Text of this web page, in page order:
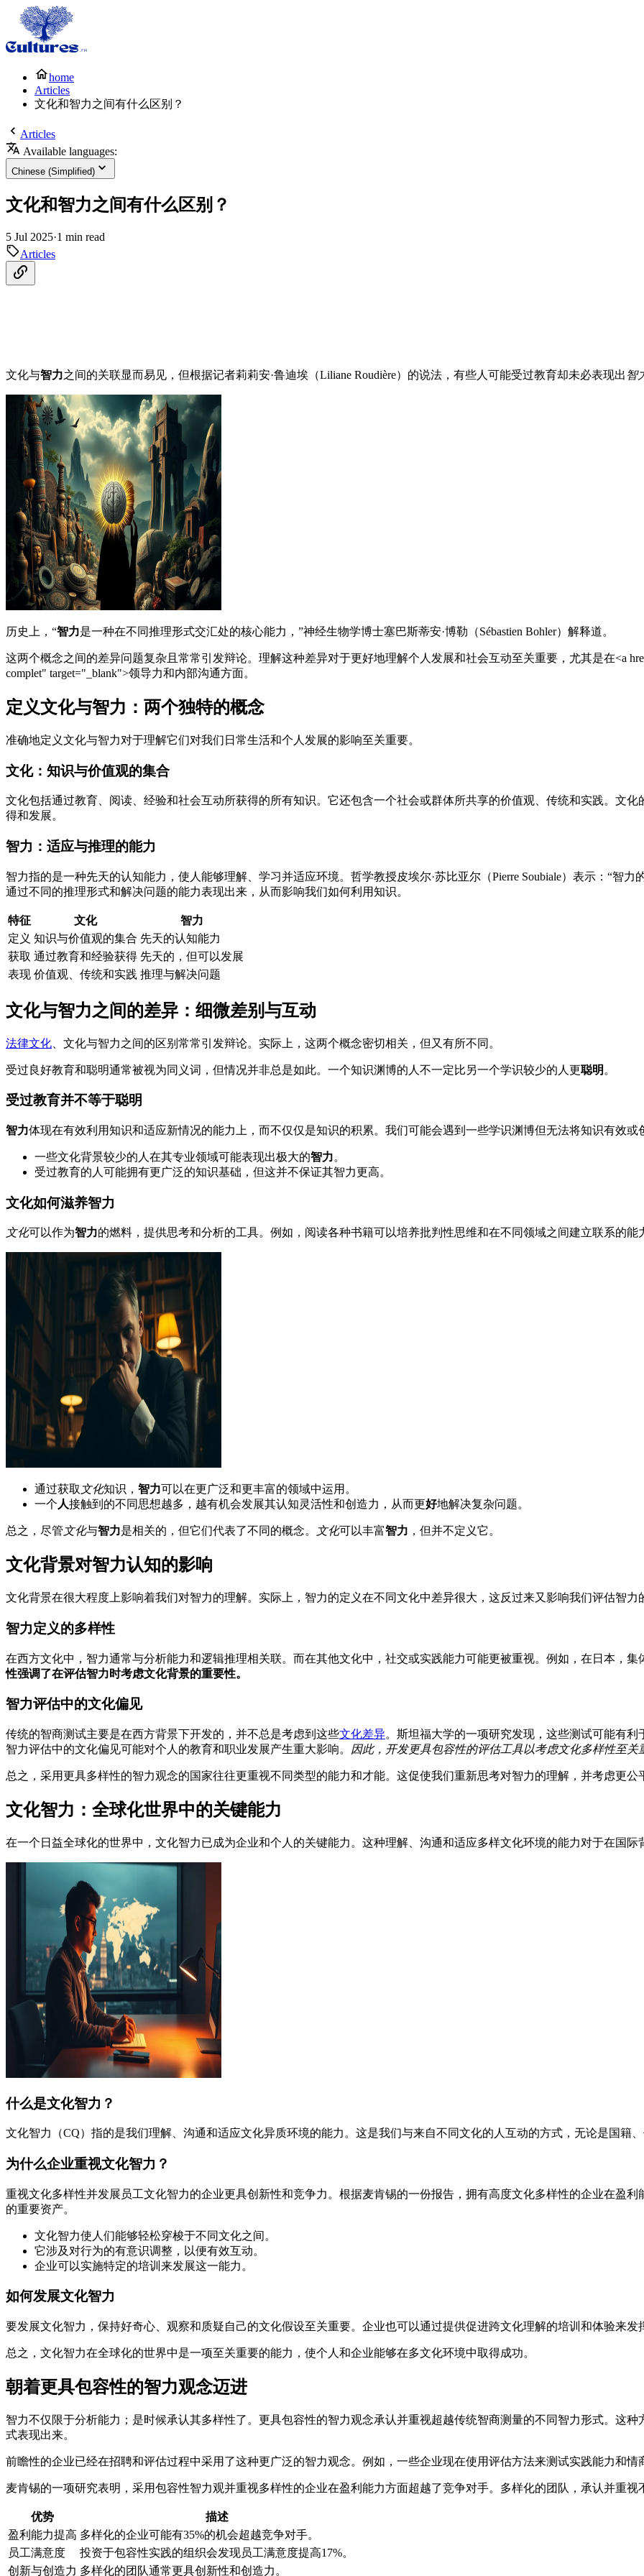
home
Articles
文化和智力之间有什么区别？
Articles
Available languages:
Chinese (Simplified)
文化和智力之间有什么区别？
5 Jul 2025·1 min read
Articles
文化与智力之间的关联显而易见，但根据记者莉莉安·鲁迪埃（Liliane Roudière）的说法，有些人可能受过教育却未必表现出 智
历史上，“智力是一种在不同推理形式交汇处的核心能力，”神经生物学博士塞巴斯蒂安·博勒（Sébastien Bohler）解释道。
这两个概念之间的差异问题复杂且常常引发辩论。理解这种差异对于更好地理解个人发展和社会互动至关重要，尤其是在<а
complet" target="_blank">领导力和内部沟通方面。
定义文化与智力：两个独特的概念
准确地定义文化与智力对于理解它们对我们日常生活和个人发展的影响至关重要。
文化：知识与价值观的集合
文化包括通过教育、阅读、经验和社会互动所获得的所有知识。它还包含一个社会或群体所共享的价值观、传统和实践。文
得和发展。
智力：适应与推理的能力
智力指的是一种先天的认知能力，使人能够理解、学习并适应环境。哲学教授皮埃尔·苏比亚尔（Pierre Soubiale）表示：“智
通过不同的推理形式和解决问题的能力表现出来，从而影响我们如何利用知识。
特征 文化
智力
定义 知识与价值观的集合 先天的认知能力
获取 通过教育和经验获得 先天的，但可以发展
表现 价值观、传统和实践 推理与解决问题
文化与智力之间的差异：细微差别与互动
法律文化 、文化与智力之间的区别常常引发辩论。实际上，这两个概念密切相关，但又有所不同。
受过良好教育和聪明通常被视为同义词，但情况并非总是如此。一个知识渊博的人不一定比另一个学识较少的人更聪明 。
受过教育并不等于聪明
智力体现在有效利用知识和适应新情况的能力上，而不仅仅是知识的积累。我们可能会遇到一些学识渊博但无法将知识有效或
一些文化背景较少的人在其专业领域可能表现出极大的智力。
受过教育的人可能拥有更广泛的知识基础，但这并不保证其智力更高。
文化如何滋养智力
文化可以作为智力的燃料，提供思考和分析的工具。例如，阅读各种书籍可以培养批判性思维和在不同领域之间建立联系的能
通过获取 文化知识， 智力可以在更广泛和更丰富的领域中运用。
一个 人接触到的不同思想越多，越有机会发展其认知灵活性和创造力，从而更好地解决复杂问题。
总之，尽管文化与智力是相关的，但它们代表了不同的概念。 文化可以丰富智力 ，但并不定义它。
文化背景对智力认知的影响
文化背景在很大程度上影响着我们对智力的理解。实际上，智力的定义在不同文化中差异很大，这反过来又影响我们评估智力
智力定义的多样性
在西方文化中，智力通常与分析能力和逻辑推理相关联。而在其他文化中，社交或实践能力可能更被重视。例如，在日本，
性强调了在评估智力时考虑文化背景的重要性。
智力评估中的文化偏见
传统的智商测试主要是在西方背景下开发的，并不总是考虑到这些文化差异。斯坦福大学的一项研究发现，这些测试可能有
智力评估中的文化偏见可能对个人的教育和职业发展产生重大影响。 因此，开发更具包容性的评估工具以考虑文化多样性至关
总之，采用更具多样性的智力观念的国家往往更重视不同类型的能力和才能。这促使我们重新思考对智力的理解，并考虑更
文化智力：全球化世界中的关键能力
在一个日益全球化的世界中，文化智力已成为企业和个人的关键能力。这种理解、沟通和适应多样文化环境的能力对于在国际
什么是文化智力？
文化智力（CQ）指的是我们理解、沟通和适应文化异质环境的能力。这是我们与来自不同文化的人互动的方式，无论是国籍
为什么企业重视文化智力？
重视文化多样性并发展员工文化智力的企业更具创新性和竞争力。根据麦肯锡的一份报告，拥有高度文化多样性的企业在盈
的重要资产。
文化智力使人们能够轻松穿梭于不同文化之间。
它涉及对行为的有意识调整，以便有效互动。
企业可以实施特定的培训来发展这一能力。
如何发展文化智力
要发展文化智力，保持好奇心、观察和质疑自己的文化假设至关重要。企业也可以通过提供促进跨文化理解的培训和体验来发
总之，文化智力在全球化的世界中是一项至关重要的能力，使个人和企业能够在多文化环境中取得成功。
朝着更具包容性的智力观念迈进
智力不仅限于分析能力；是时候承认其多样性了。更具包容性的智力观念承认并重视超越传统智商测量的不同智力形式。这
式表现出来。
前瞻性的企业已经在招聘和评估过程中采用了这种更广泛的智力观念。例如，一些企业现在使用评估方法来测试实践能力和情
麦肯锡的一项研究表明，采用包容性智力观并重视多样性的企业在盈利能力方面超越了竞争对手。多样化的团队，承认并重
优势
描述
盈利能力提高 多样化的企业可能有35%的机会超越竞争对手。
员工满意度
投资于包容性实践的组织会发现员工满意度提高17%。
创新与创造力 多样化的团队通常更具创新性和创造力。